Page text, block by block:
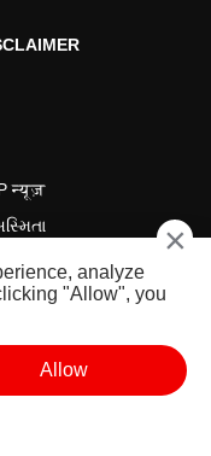
न्यूज़
ABP దేశం ×
analyze
"Allow", you
Allow